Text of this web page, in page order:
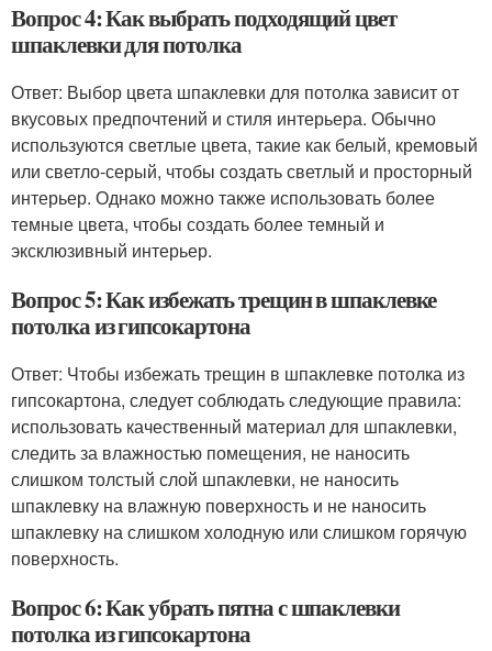
Вопрос 4: Как выбрать подходящий цвет
шпаклевки для потолка
Ответ: Выбор цвета шпаклевки для потолка зависит от
вкусовых предпочтений и стиля интерьера. Обычно
используются светлые цвета, такие как белый, кремовый
или светло-серый, чтобы создать светлый и просторный
интерьер. Однако можно также использовать более
темные цвета, чтобы создать более темный и
эксклюзивный интерьер.
Вопрос 5: Как избежать трещин в шпаклевке
потолка из гипсокартона
Ответ: Чтобы избежать трещин в шпаклевке потолка из
гипсокартона, следует соблюдать следующие правила:
использовать качественный материал для шпаклевки,
следить за влажностью помещения, не наносить
слишком толстый слой шпаклевки, не наносить
шпаклевку на влажную поверхность и не наносить
шпаклевку на слишком холодную или слишком горячую
поверхность.
Вопрос 6: Как убрать пятна с шпаклевки
потолка из гипсокартона